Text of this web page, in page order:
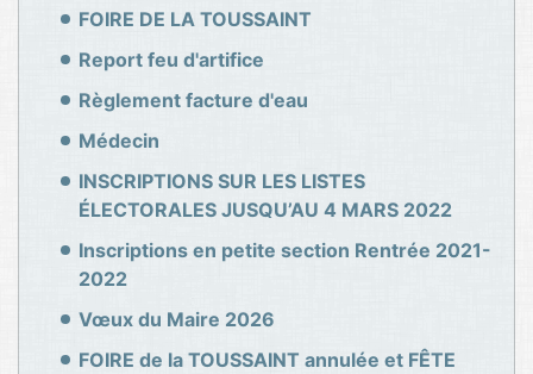
FOIRE DE LA TOUSSAINT
Report feu d'artifice
Règlement facture d'eau
Médecin
INSCRIPTIONS SUR LES LISTES
ÉLECTORALES JUSQU’AU 4 MARS 2022
Inscriptions en petite section Rentrée 2021-
2022
Vœux du Maire 2026
FOIRE de la TOUSSAINT annulée et FÊTE